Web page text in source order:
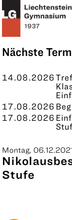
Nächste
14.08.2026
17.08.2026
17.08.2026
KONTAKT
Montag,
Stufe